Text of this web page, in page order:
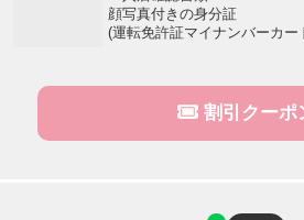
顔写真付きの身分証
(運転免許証マイナンバーカー
割引クーポ